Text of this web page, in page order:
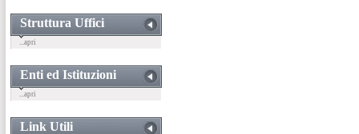
Struttura Uffici
...apri
Enti ed Istituzioni
...apri
Link Utili